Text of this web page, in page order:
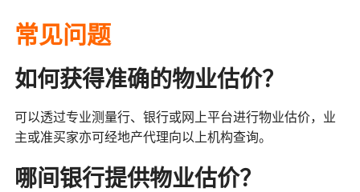
常见问题
如何获得准确的物业估价？
可以透过专业测量行、银行或网上平台进行物业估价，业
主或准买家亦可经地产代理向以上机构查询。
哪间银行提供物业估价？